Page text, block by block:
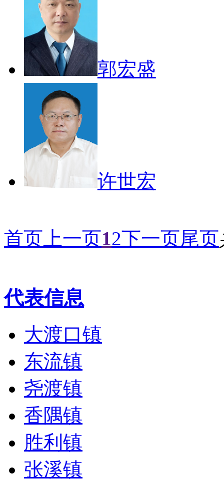
郭宏盛
许世宏
首页 上一页12下一页尾页
代表信息
大渡口镇
东流镇
尧渡镇
香隅镇
胜利镇
张溪镇